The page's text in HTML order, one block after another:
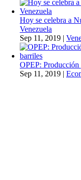
Hoy se celebra a
Venezuela
Sep 11, 2019 |
OPEP: Producción
Sep 11, 2019 |